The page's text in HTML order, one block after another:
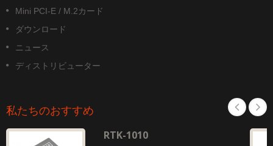
Mini PCI-E / M.2カード
ダウンロード
ニュース
ディストリビューター
私たちのおすすめ
RTK-1010